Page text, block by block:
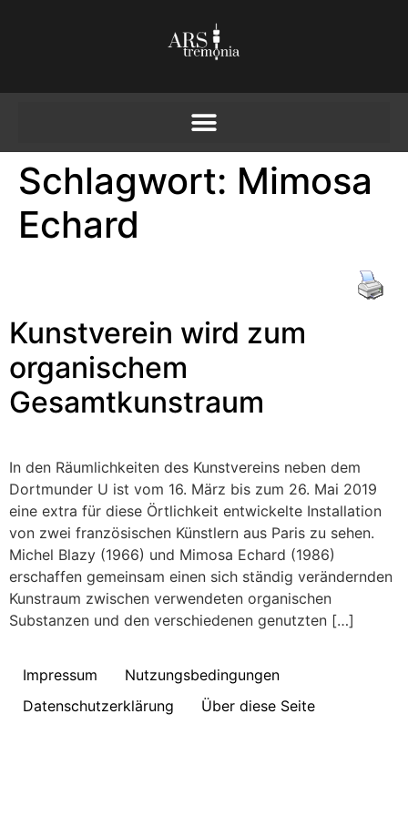
Schlagwort: Mimosa
Echard
Kunstverein wird zum
organischem
Gesamtkunstraum
In den Räumlichkeiten des Kunstvereins neben dem
Dortmunder U ist vom 16. März bis zum 26. Mai 2019
eine extra für diese Örtlichkeit entwickelte Installation
von zwei französischen Künstlern aus Paris zu sehen.
Michel Blazy (1966) und Mimosa Echard (1986)
erschaffen gemeinsam einen sich ständig verändernden
Kunstraum zwischen verwendeten organischen
Substanzen und den verschiedenen genutzten […]
Impressum
Nutzungsbedingungen
Datenschutzerklärung
Über diese Seite